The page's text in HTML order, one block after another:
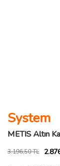
System
METIS Altın
3.196,50 TL